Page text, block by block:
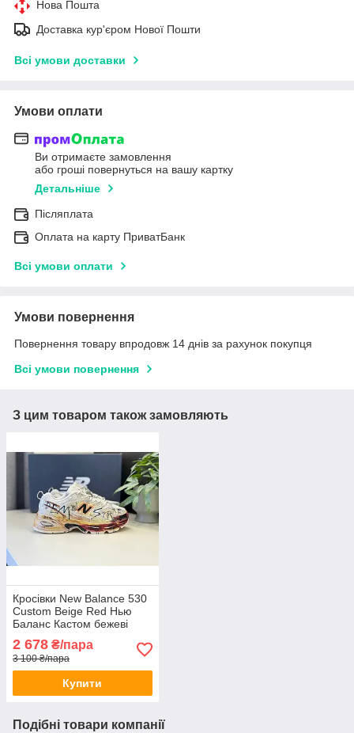
Нова Пошта
Доставка кур'єром Нової Пошти
Всі умови доставки
Умови оплати
Ви отримаєте замовлення
або гроші повернуться на вашу картку
Детальніше
Післяплата
Оплата на карту ПриватБанк
Всі умови оплати
Умови повернення
Повернення товару впродовж 14 днів за рахунок покупця
Всі умови повернення
З цим товаром також замовляють
Кросівки New Balance 530
Custom Beige Red Нью
Баланс Кастом бежеві
унісекс
2 678 ₴/пара
3 100 ₴/пара
Купити
Подібні товари компанії